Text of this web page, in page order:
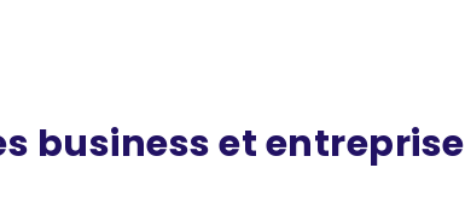
business et entreprise